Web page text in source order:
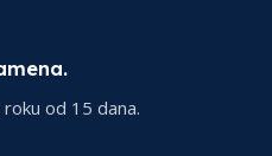
od 15 dana.